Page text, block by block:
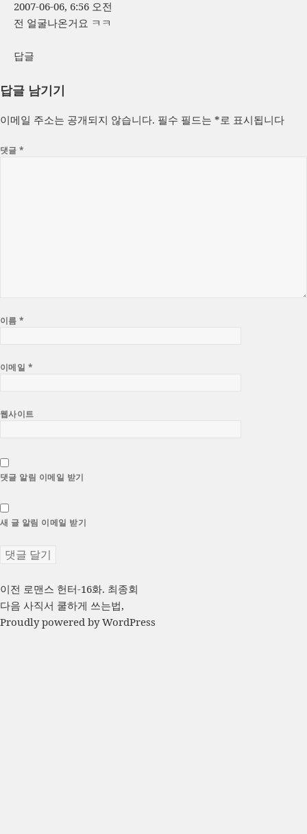
2007-06-06, 6:56 오전
전 얼굴나온거요 ㅋㅋ
답글
답글 남기기
이메일 주소는 공개되지 않습니다. 필수 필드는 *로 표시됩니다
댓글*
이름*
이메일 *
웹사이트
댓글 알림 이메일 받기
새 글 알림 이메일 받기
글
탐
이전 이
전
글:
로맨스 헌터-16화. 최종회
다음 다
음
사직서 쿨하게 쓰는법,
Proudly powered by WordPress